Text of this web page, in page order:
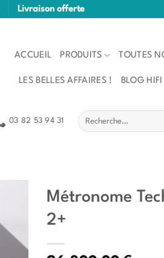
Livraison offerte
ACCUEIL PRODUITS TOUTES
LES BELLES AFFAIRES ! BLOG HIFI
03 82 53 94 31
Recherche
pour :
Métronome
2+